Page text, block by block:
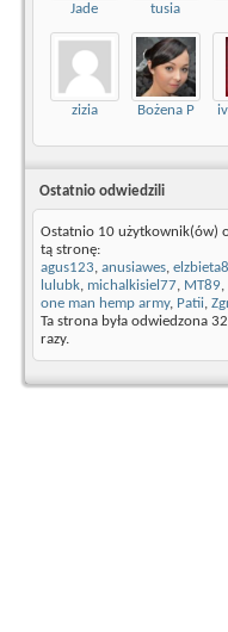
Jade tusia
zizia Bożena P
Ostatnio odwiedzili
Ostatnio 10 użytkownik(ów)
tą stronę:
agus123, anusiawes,
lulubk, michalkisiel77, MT89,
one man hemp army, Patii,
Ta strona była odwiedzona
razy.